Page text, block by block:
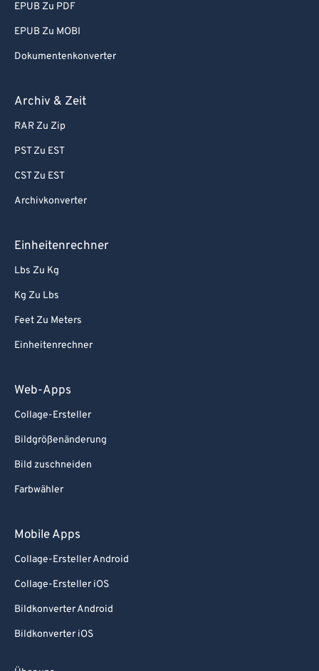
EPUB Zu PDF
EPUB Zu MOBI
Dokumentenkonverter
Archiv & Zeit
RAR Zu Zip
PST Zu EST
CST Zu EST
Archivkonverter
Einheitenrechner
Lbs Zu Kg
Kg Zu Lbs
Feet Zu Meters
Einheitenrechner
Web-Apps
Collage-Ersteller
Bildgrößenänderung
Bild zuschneiden
Farbwähler
Mobile Apps
Collage-Ersteller Android
Collage-Ersteller iOS
Bildkonverter Android
Bildkonverter iOS